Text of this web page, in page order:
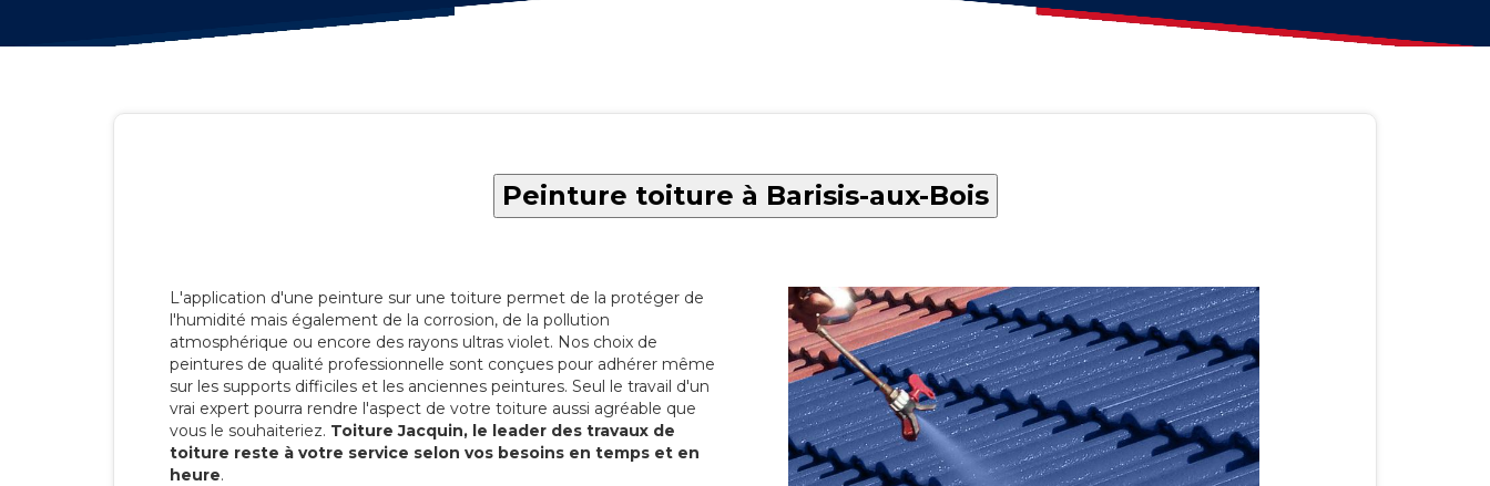
Peinture toiture à Barisis-aux-Bois
L'application d'une peinture sur une toiture permet de la protéger de
l'humidité mais également de la corrosion, de la pollution
atmosphérique ou encore des rayons ultras violet. Nos choix de
peintures de qualité professionnelle sont conçues pour adhérer même
sur les supports difficiles et les anciennes peintures. Seul le travail d'un
vrai expert pourra rendre l'aspect de votre toiture aussi agréable que
vous le souhaiteriez. Toiture Jacquin, le leader des travaux de
toiture reste à votre service selon vos besoins en temps et en
heure.